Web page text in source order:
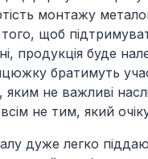
монтажу
того, щоб
продукція буде
братимуть
не важливі
не тим, який
дуже легко